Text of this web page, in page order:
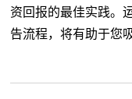
资回报的最佳实践。
告流程，将有助于您